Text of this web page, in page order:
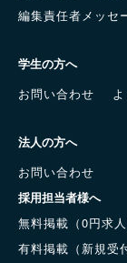
編集責任者メッセ
学生の方へ
お問い合わせ
法人の方へ
お問い合わせ
採用担当者様へ
無料掲載（0円求
有料掲載（新規受